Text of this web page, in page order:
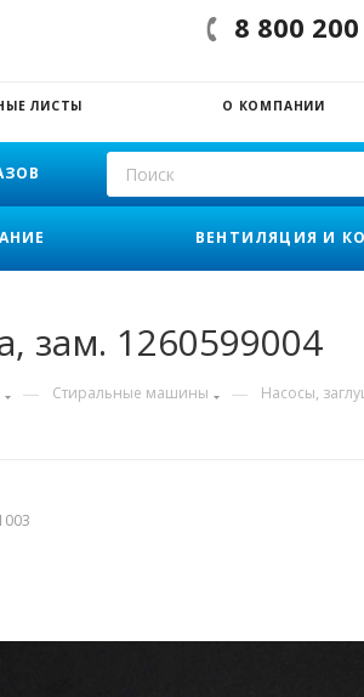
8 800
ЛИСТЫ О КОМПАНИИ
ВЕНТИЛЯЦИЯ И
зам. 1260599004
— Стиральные машины — Насосы,